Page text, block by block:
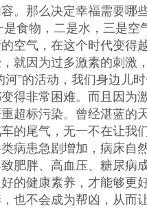
那么决定幸福需要哪
食物，二是水，三是空
空气，在这个时代变得
就因为过多激素的刺激
”的活动，我们身边儿
得非常困难。而且因为
超标污染。曾经湛蓝的
的尾气，无一不在让我
病患急剧增加，病床自
肥胖、高血压、糖尿病
的健康素养，才能够更
也不会成为帮凶，从而